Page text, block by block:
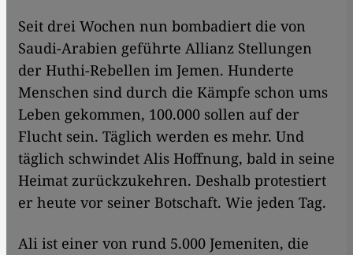
Seit drei Wochen nun bombadiert die von
Saudi-Arabien geführte Allianz Stellungen
der Huthi-Rebellen im Jemen. Hunderte
Menschen sind durch die Kämpfe schon ums
Leben gekommen, 100.000 sollen auf der
Flucht sein. Täglich werden es mehr. Und
täglich schwindet Alis Hoffnung, bald in seine
Heimat zurückzukehren. Deshalb protestiert
er heute vor seiner Botschaft. Wie jeden Tag.
Ali ist einer von rund 5.000 Jemeniten, die